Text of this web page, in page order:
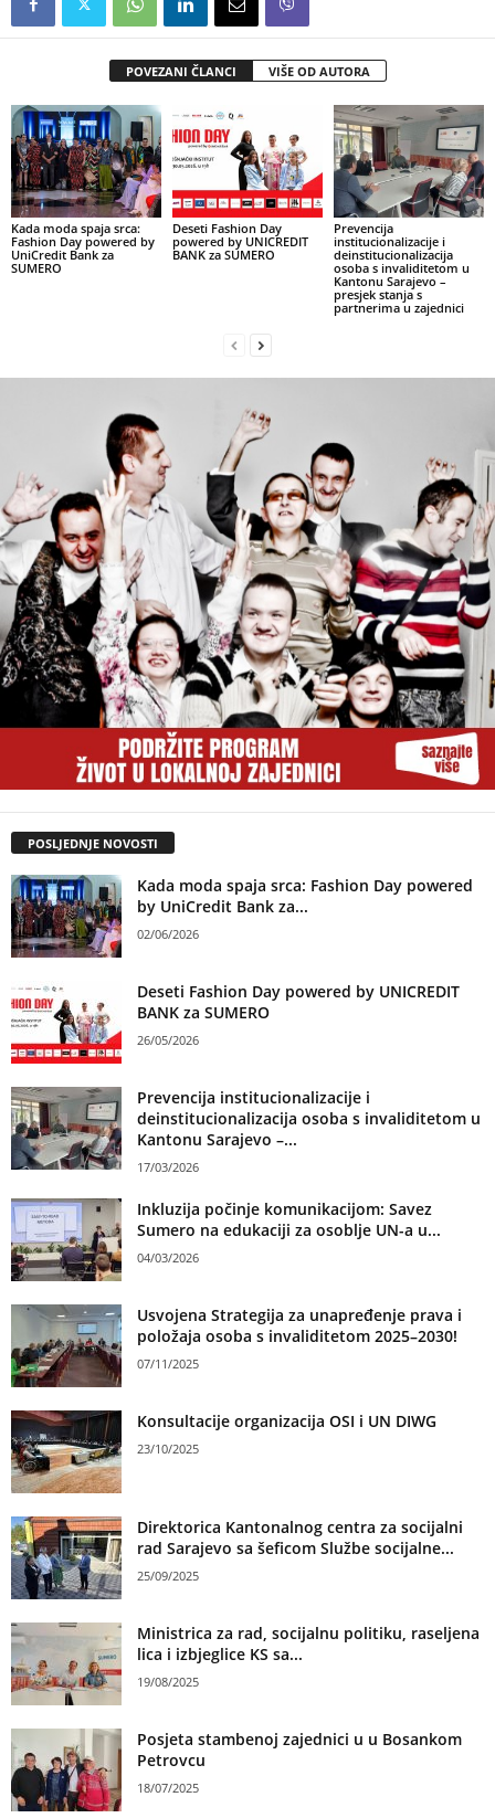
POVEZANI ČLANCI VIŠE OD AUTORA
Kada moda spaja srca:
Fashion Day powered by
UniCredit Bank za
SUMERO
Deseti Fashion Day
powered by UNICREDIT
BANK za SUMERO
Prevencija
institucionalizacije i
deinstitucionalizacija
osoba s invaliditetom u
Kantonu Sarajevo –
presjek stanja s
partnerima u zajednici
POSLJEDNJE NOVOSTI
Kada moda spaja srca: Fashion Day powered
by UniCredit Bank za...
02/06/2026
Deseti Fashion Day powered by UNICREDIT
BANK za SUMERO
26/05/2026
Prevencija institucionalizacije i
deinstitucionalizacija osoba s invaliditetom u
Kantonu Sarajevo –...
17/03/2026
Inkluzija počinje komunikacijom: Savez
Sumero na edukaciji za osoblje UN-a u...
04/03/2026
Usvojena Strategija za unapređenje prava i
položaja osoba s invaliditetom 2025–2030!
07/11/2025
Konsultacije organizacija OSI i UN DIWG
23/10/2025
Direktorica Kantonalnog centra za socijalni
rad Sarajevo sa šeficom Službe socijalne...
25/09/2025
Ministrica za rad, socijalnu politiku, raseljena
lica i izbjeglice KS sa...
19/08/2025
Posjeta stambenoj zajednici u u Bosankom
Petrovcu
18/07/2025